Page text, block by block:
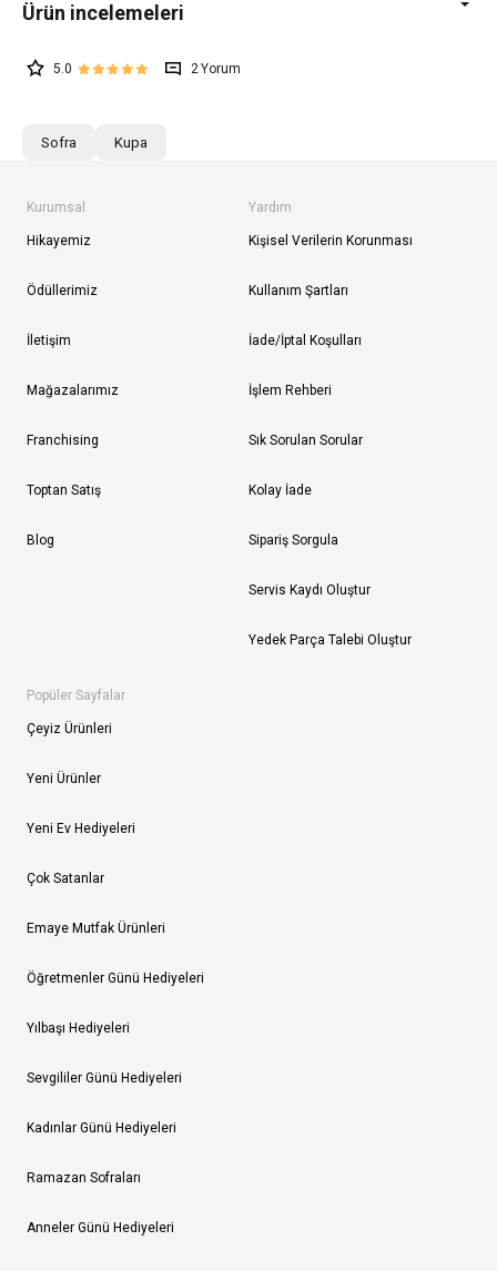
5.0 2
Sofra Kupa
Kurumsal
Hikayemiz
Ödüllerimiz
İletişim
Mağazalarımız
Franchising
Toptan Satış
Blog
Yardım
Kişisel Verilerin Korunması
Kullanım Şartları
İade/İptal Koşulları
İşlem Rehberi
Sık Sorulan Sorular
Kolay İade
Sipariş Sorgula
Servis Kaydı Oluştur
Yedek Parça Talebi Oluştur
Popüler Sayfalar
Çeyiz Ürünleri
Yeni Ürünler
Yeni Ev Hediyeleri
Çok Satanlar
Emaye Mutfak Ürünleri
Öğretmenler Günü Hediyeleri
Yılbaşı Hediyeleri
Sevgililer Günü Hediyeleri
Kadınlar Günü Hediyeleri
Ramazan Sofraları
Anneler Günü Hediyeleri